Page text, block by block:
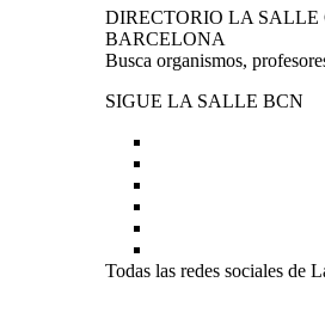
DIRECTORIO LA SALLE
BARCELONA
Busca organismos,
SIGUE LA SALLE BCN
Todas las redes sociales de